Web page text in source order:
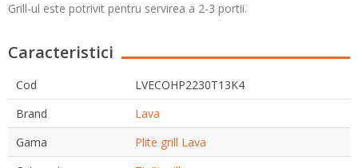
Grill-ul este potrivit pentru servirea a 2-3 portii.
Caracteristici
Cod
LVECOHP2230T13K4
Brand
Lava
Gama
Plite grill Lava